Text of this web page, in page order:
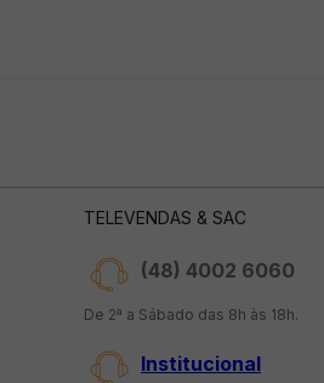
TELEVENDAS & SAC
(48) 4002 6060
De 2ª a Sábado das 8h às 18h.
Institucional